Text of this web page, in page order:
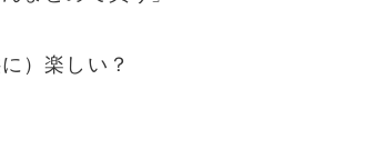
）楽しい？